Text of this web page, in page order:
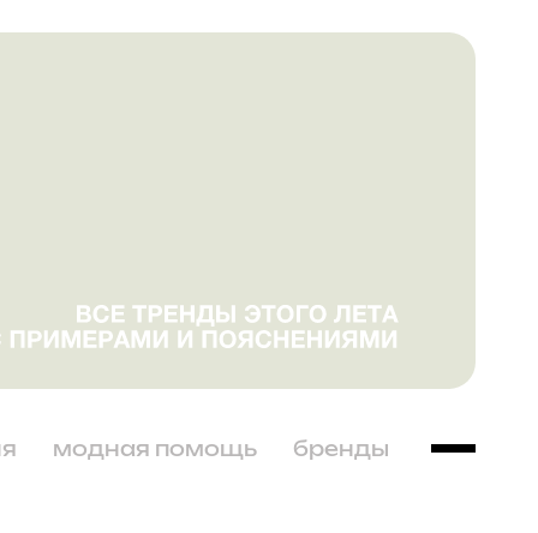
модная помощь бренды